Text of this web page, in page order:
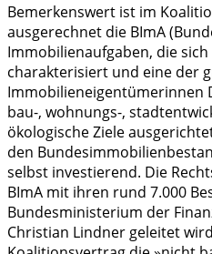
Bemerkenswert ist im
ausgerechnet die BImA
Immobilienaufgaben, die
charakterisiert und eine der
Immobilieneigentümerinnen
bau-, wohnungs-,
ökologische Ziele
den
selbst investierend. Die
BImA mit ihren rund 7.000
Bundesministerium der
Christian Lindner geleitet